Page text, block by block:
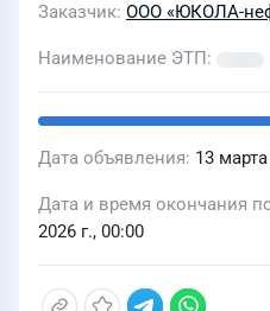
Заказчик ООО «ЮКОЛА-
Наименование ЭТП
Дата объявления 13
Дата и время окончания
2026 г., 00:00